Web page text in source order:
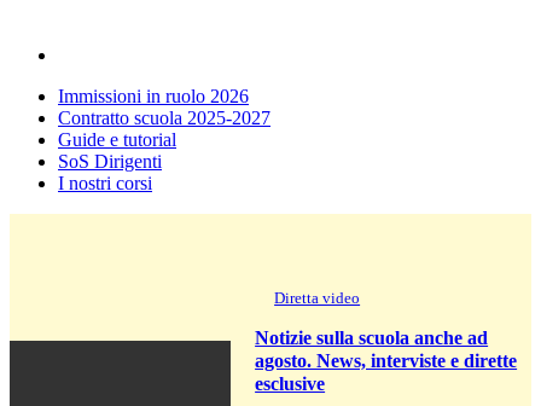
Immissioni in ruolo 2026
Contratto scuola 2025-2027
Guide e tutorial
SoS Dirigenti
I nostri corsi
Diretta video
Notizie sulla scuola anche ad
agosto. News, interviste e dirette
esclusive